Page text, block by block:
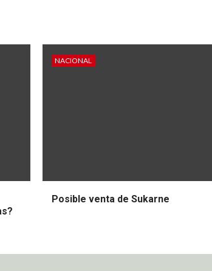
NACIONAL
Posible venta de Sukarne